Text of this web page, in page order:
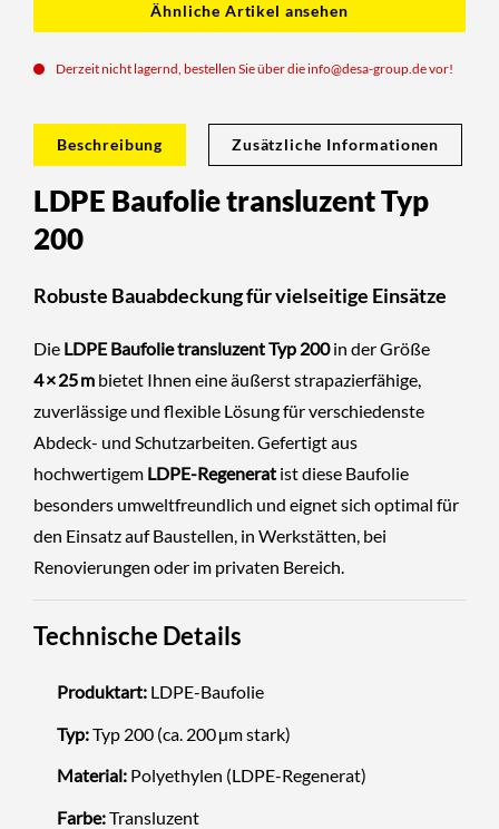
Ähnliche Artikel ansehen
Derzeit nicht lagernd, bestellen Sie über dieinfo@desa-group.devor!
Beschreibung Zusätzliche Informationen
LDPE Baufolie transluzent Typ
200
Robuste Bauabdeckung für vielseitige Einsätze
Die LDPE Baufolie transluzent Typ 200in der Größe
4 × 25 m bietet Ihnen eine äußerst strapazierfähige,
zuverlässige und flexible Lösung für verschiedenste
Abdeck- und Schutzarbeiten. Gefertigt aus
hochwertigem LDPE-Regenerat ist diese Baufolie
besonders umweltfreundlich und eignet sich optimal für
den Einsatz auf Baustellen, in Werkstätten, bei
Renovierungen oder im privaten Bereich.
Technische Details
Produktart:LDPE-Baufolie
Typ:Typ 200 (ca. 200 µm stark)
Material:Polyethylen (LDPE-Regenerat)
Farbe:Transluzent